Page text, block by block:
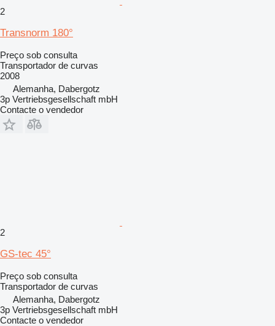
2
Transnorm 180°
Preço sob consulta
Transportador de curvas
2008
Alemanha, Dabergotz
3p Vertriebsgesellschaft mbH
Contacte o vendedor
2
GS-tec 45°
Preço sob consulta
Transportador de curvas
Alemanha, Dabergotz
3p Vertriebsgesellschaft mbH
Contacte o vendedor